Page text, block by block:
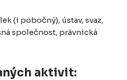
(i pobočný), ústav, svaz,
společnost, právnická
aktivit: